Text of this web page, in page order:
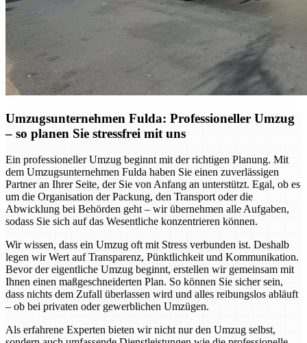
Umzugsunternehmen Fulda: Professioneller Umzug
– so planen Sie stressfrei mit uns
Ein professioneller Umzug beginnt mit der richtigen Planung. Mit
dem Umzugsunternehmen Fulda haben Sie einen zuverlässigen
Partner an Ihrer Seite, der Sie von Anfang an unterstützt. Egal, ob es
um die Organisation der Packung, den Transport oder die
Abwicklung bei Behörden geht – wir übernehmen alle Aufgaben,
sodass Sie sich auf das Wesentliche konzentrieren können.
Wir wissen, dass ein Umzug oft mit Stress verbunden ist. Deshalb
legen wir Wert auf Transparenz, Pünktlichkeit und Kommunikation.
Bevor der eigentliche Umzug beginnt, erstellen wir gemeinsam mit
Ihnen einen maßgeschneiderten Plan. So können Sie sicher sein,
dass nichts dem Zufall überlassen wird und alles reibungslos abläuft
– ob bei privaten oder gewerblichen Umzügen.
Als erfahrene Experten bieten wir nicht nur den Umzug selbst,